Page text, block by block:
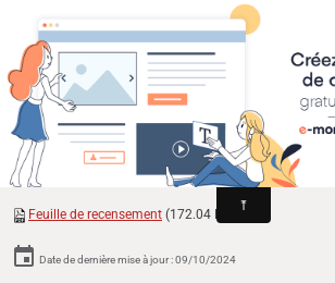
Cyclomoteurs et motos fabriqués
Archambaud
Sous marque de Mercier
Feuille de recensement (172.04 Ko)
Date de dernière mise à jour : 09/10/2024